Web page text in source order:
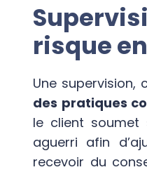
risque
Une supervision,
des pratiques
le client soumet
aguerri afin
recevoir du